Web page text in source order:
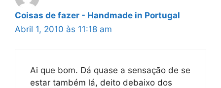
Coisas de fazer - Handmade in Portugal
Abril 1, 2010 às 11:18 am
Ai que bom. Dá quase a sensação de se
estar também lá, deito debaixo dos